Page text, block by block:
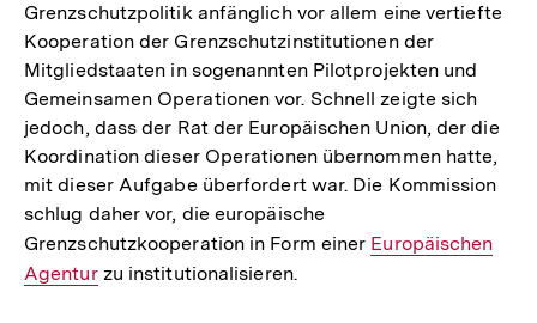
Grenzschutzpolitik anfänglich vor allem eine vertiefte
Kooperation der Grenzschutzinstitutionen der
Mitgliedstaaten in sogenannten Pilotprojekten und
Gemeinsamen Operationen vor. Schnell zeigte sich
jedoch, dass der Rat der Europäischen Union, der die
Koordination dieser Operationen übernommen hatte,
mit dieser Aufgabe überfordert war. Die Kommission
schlug daher vor, die europäische
Grenzschutzkooperation in Form einer Interner
Europäischen
Agenturzu institutionalisieren.